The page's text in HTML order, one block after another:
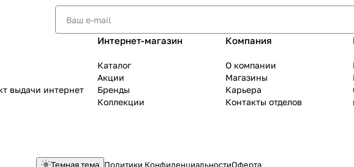
выдачи интернет
Интернет-магазин
Каталог
Акции
Бренды
Коллекции
Компания
О компании
Магазины
Карьера
Контакты отделов
Темная тема Политики КонфиденциальностиОферта